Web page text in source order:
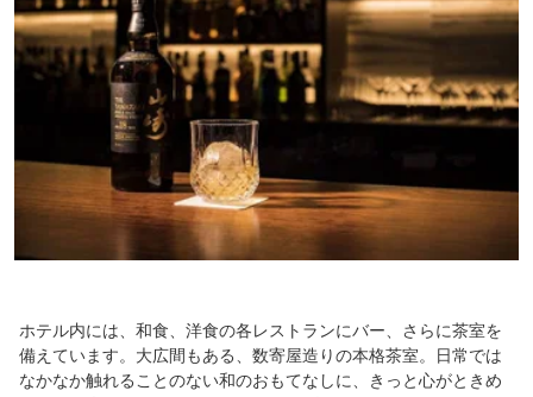
ホテル内には、和食、洋食の各レストランにバー、さらに茶室を
備えています。大広間もある、数寄屋造りの本格茶室。日常では
なかなか触れることのない和のおもてなしに、きっと心がときめ